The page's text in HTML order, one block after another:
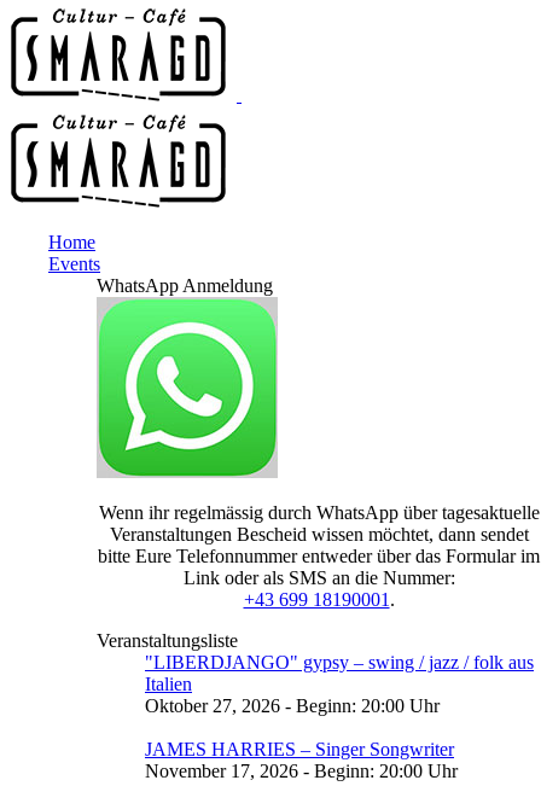
Home
Events
WhatsApp Anmeldung
Wenn ihr regelmässig durch WhatsApp über tagesaktuelle
Veranstaltungen Bescheid wissen möchtet, dann sendet
bitte Eure Telefonnummer entweder über das Formular im
Link oder als SMS an die Nummer:
+43 699 18190001 .
Veranstaltungsliste
"LIBERDJANGO" gypsy – swing / jazz / folk aus
Italien
Oktober 27, 2026 - Beginn: 20:00 Uhr
JAMES HARRIES – Singer Songwriter
November 17, 2026 - Beginn: 20:00 Uhr